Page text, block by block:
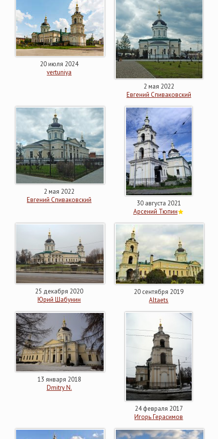
20 июля 2024
vertuniya
2 мая 2022
Евгений Спиваковский
2 мая 2022
Евгений Спиваковский
30 августа 2021
Арсений Тюпин
25 декабря 2020
Юрий Шабунин
20 сентября 2019
Altaets
13 января 2018
Dmitry N.
24 февраля 2017
Игорь Герасимов